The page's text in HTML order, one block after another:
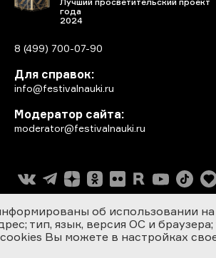
года
2024
8 (499) 700-07-90
Для справок:
info@festivalnauki.ru
Модератор сайта:
moderator@festivalnauki.ru
об использовании на
тип, язык, версия ОС и браузера;
Вы можете в настройках